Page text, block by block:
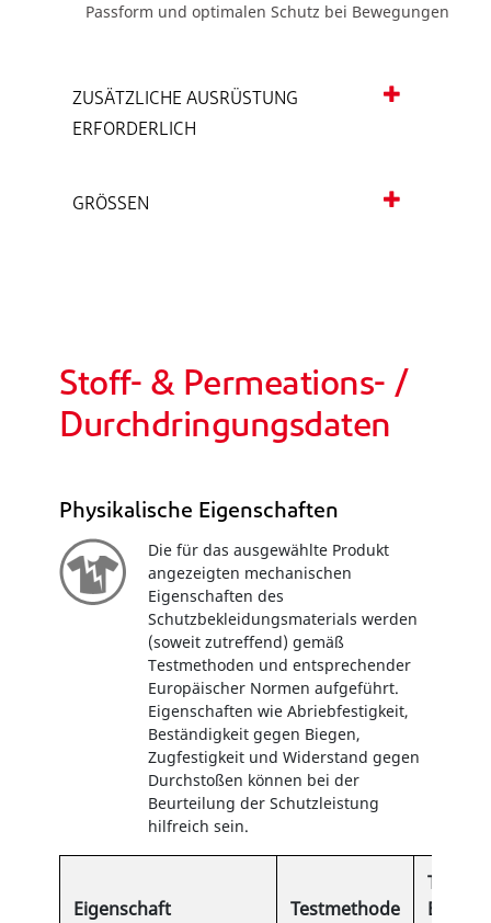
Passform und optimalen Schutz bei Bewegungen
ZUSÄTZLICHE AUSRÜSTUNG
ERFORDERLICH
GRÖSSEN
Stoff- & Permeations- /
Durchdringungsdaten
Physikalische Eigenschaften
Die für das ausgewählte Produkt
angezeigten mechanischen
Eigenschaften des
Schutzbekleidungsmaterials werden
(soweit zutreffend) gemäß
Testmethoden und entsprechender
Europäischer Normen aufgeführt.
Eigenschaften wie Abriebfestigkeit,
Beständigkeit gegen Biegen,
Zugfestigkeit und Widerstand gegen
Durchstoßen können bei der
Beurteilung der Schutzleistung
hilfreich sein.
Eigenschaft Testmethode